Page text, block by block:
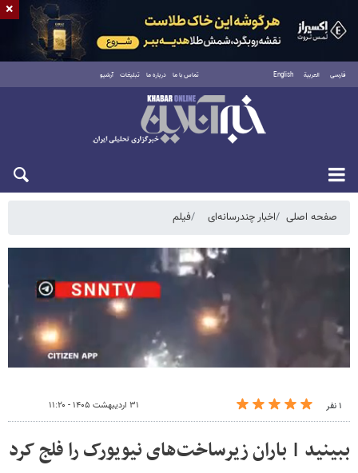
فارسی العربية English تماس با ما درباره ما تبلیغات آرشیو
یکشنبه ۱۸ مرداد ۱۴۰۵
صفحه اصلی اخبار چندرسانه‌ای فیلم
۱ نفر ۳۱ اردیبهشت ۱۴۰۵ - ۱۱:۲۰
ببینید | باران زیرساخت‌های نیویورک را فلج کرد
×